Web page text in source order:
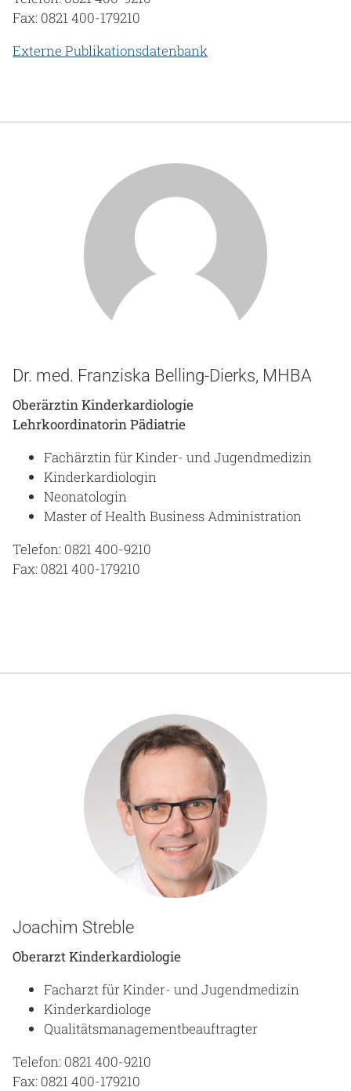
Fax: 0821 400-179210
Externe Publikationsdatenbank
Dr. med. Franziska Belling-Dierks, MHBA
Oberärztin Kinderkardiologie
Lehrkoordinatorin Pädiatrie
Fachärztin für Kinder- und Jugendmedizin
Kinderkardiologin
Neonatologin
Master of Health Business Administration
Telefon: 0821 400-9210
Fax: 0821 400-179210
Joachim Streble
Oberarzt Kinderkardiologie
Facharzt für Kinder- und Jugendmedizin
Kinderkardiologe
Qualitätsmanagementbeauftragter
Telefon: 0821 400-9210
Fax: 0821 400-179210